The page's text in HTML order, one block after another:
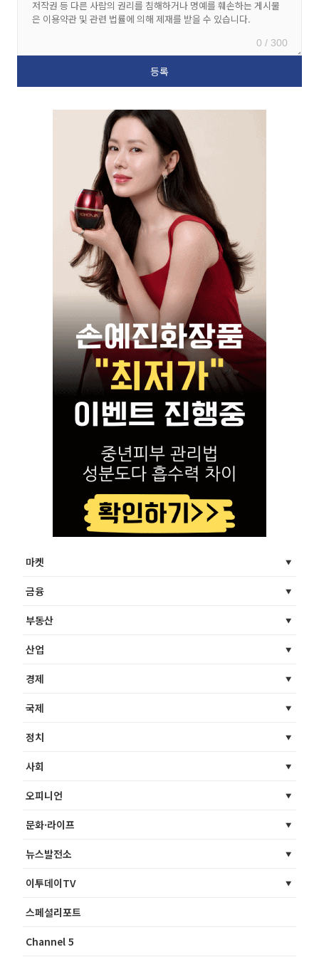
0 / 300
마켓
금융
부동산
산업
경제
국제
정치
사회
오피니언
문화·라이프
뉴스발전소
이투데이TV
스페셜리포트
Channel 5